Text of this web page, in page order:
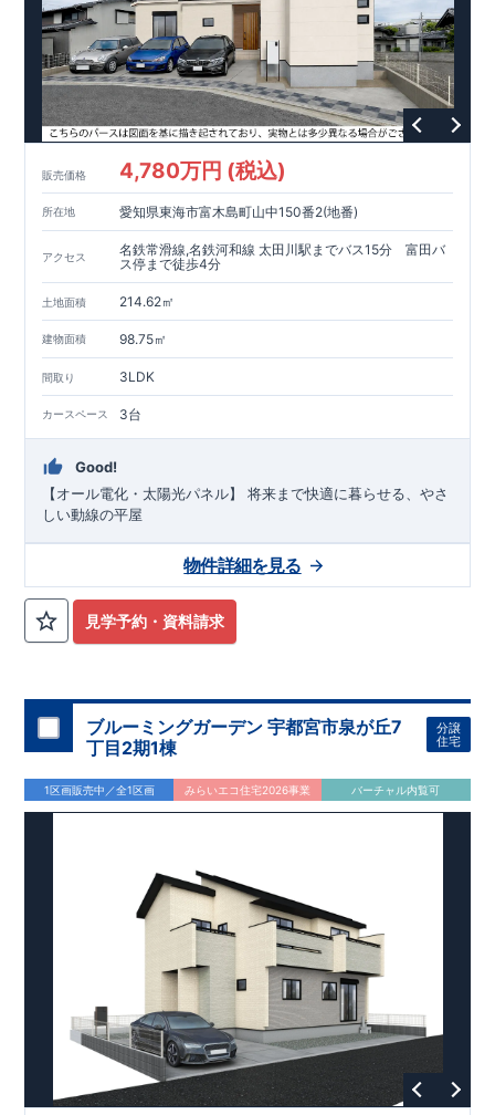
販売価格 4,780万円 (税込)
所在地 愛知県東海市富木島町山中150番2(地番)
アクセス
名鉄常滑線,名鉄河和線 太田川駅までバス15分 富田バ
ス停まで徒歩4分
土地面積 214.62㎡
建物面積 98.75㎡
間取り 3LDK
カースペース 3台
Good!
【オール電化・太陽光パネル】 将来まで快適に暮らせる、やさ
しい動線の平屋
見学予約・資料請求
物件詳細を見る
ブルーミングガーデン 宇都宮市泉が丘7
丁目2期1棟
分譲
住宅
1区画販売中／全1区画 みらいエコ住宅2026事業 バーチャル内覧可